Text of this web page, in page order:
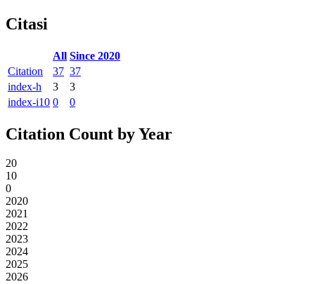
Citasi
All Since 2020
Citation
37 37
index-h
3
3
index-i10 0 0
Citation Count by Year
20
10
0
2020
2021
2022
2023
2024
2025
2026